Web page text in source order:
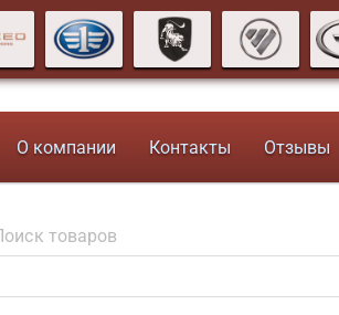
О компании Контакты Отзывы